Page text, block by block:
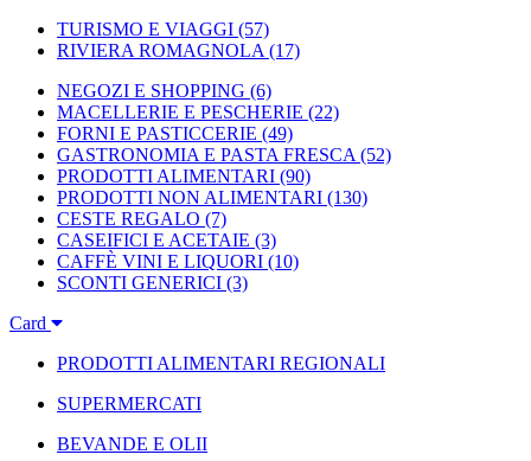
TURISMO E VIAGGI (57)
RIVIERA ROMAGNOLA (17)
NEGOZI E SHOPPING (6)
MACELLERIE E PESCHERIE (22)
FORNI E PASTICCERIE (49)
GASTRONOMIA E PASTA FRESCA (52)
PRODOTTI ALIMENTARI (90)
PRODOTTI NON ALIMENTARI (130)
CESTE REGALO (7)
CASEIFICI E ACETAIE (3)
CAFFÈ VINI E LIQUORI (10)
SCONTI GENERICI (3)
Card
PRODOTTI ALIMENTARI REGIONALI
SUPERMERCATI
BEVANDE E OLII